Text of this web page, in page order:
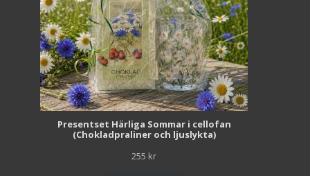
Presentset Härliga Sommar i cellofan
(Chokladpraliner och ljuslykta)
255 kr